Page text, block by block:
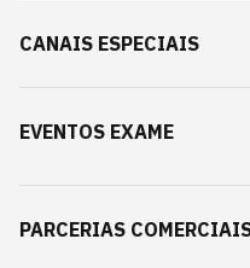
CANAIS ESPECIAIS
EVENTOS EXAME
PARCERIAS